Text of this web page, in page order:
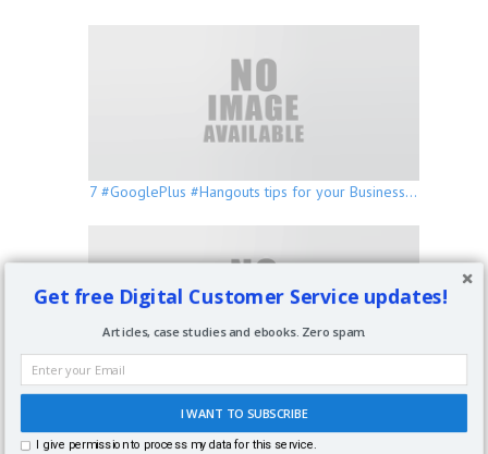
7 #GooglePlus #Hangouts tips for your Business…
Sei su #GooglePlus? Aggiungimi alle tue cerchie
!…
Get free Digital Customer Service updates!
I WANT TO SUBSCRIBE
I give permission to process my data for this service.
Articles, case studies and ebooks. Zero spam.